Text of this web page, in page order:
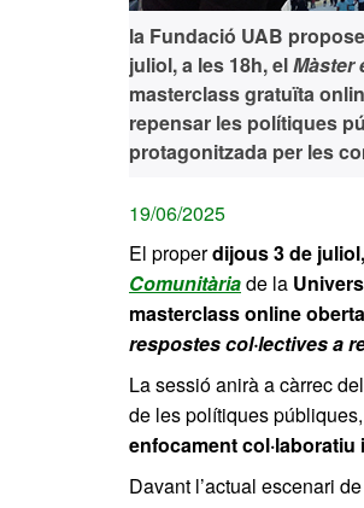
la Fundació UAB
juliol, a les 18h, elMàster
masterclass gratuïta
repensar les polítiques
protagonitzada per les
19/06/2025
El properdijous 3 de
Comunitàriade la
masterclass online
respostes col·lectives a
La sessió anirà a càrrec del
de les polítiques
enfocament
Davant l’actual escenari